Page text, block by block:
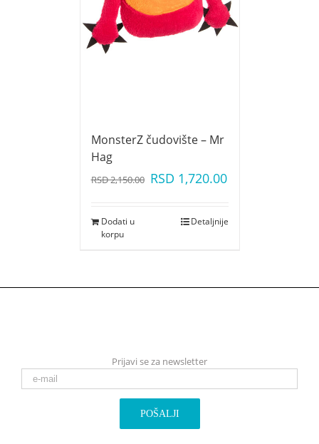
MonsterZ čudovište – Mr
Hag
RSD2,150.00 RSD 1,720.00
Dodati u
korpu
Detaljnije
Prijavi se za newsletter